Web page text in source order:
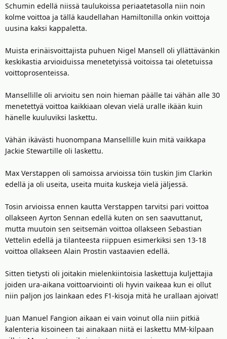
Schumin edellä niissä taulukoissa periaatetasolla niin noin
kolme voittoa ja tällä kaudellahan Hamiltonilla onkin voittoja
uusina kaksi kappaletta.
Muista erinäisvoittajista puhuen Nigel Mansell oli yllättävänkin
keskikastia arvioiduissa menetetyissä voitoissa tai oletetuissa
voittoprosenteissa.
Mansellille oli arvioitu sen noin hieman päälle tai vähän alle 30
menetettyä voittoa kaikkiaan olevan vielä uralle ikään kuin
hänelle kuuluviksi laskettu.
Vähän ikävästi huonompana Mansellille kuin mitä vaikkapa
Jackie Stewartille oli laskettu.
Max Verstappen oli samoissa arvioissa töin tuskin Jim Clarkin
edellä ja oli useita, useita muita kuskeja vielä jäljessä.
Tosin arvioissa ennen kautta Verstappen tarvitsi pari voittoa
ollakseen Ayrton Sennan edellä kuten on sen saavuttanut,
mutta muutoin sen seitsemän voittoa ollakseen Sebastian
Vettelin edellä ja tilanteesta riippuen esimerkiksi sen 13-18
voittoa ollakseen Alain Prostin vastaavien edellä.
Sitten tietysti oli joitakin mielenkiintoisia laskettuja kuljettajia
joiden ura-aikana voittoarviointi oli hyvin vaikeaa kun ei ollut
niin paljon jos lainkaan edes F1-kisoja mitä he urallaan ajoivat!
Juan Manuel Fangion aikaan ei vain voinut olla niin pitkiä
kalenteria kisoineen tai ainakaan niitä ei laskettu MM-kilpaan